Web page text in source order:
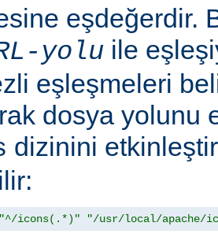
eşdeğerdir.
yolu ile
eşleşmeleri
dosya yolunu
dizinini
"^/icons(.*)" "/usr/local/apache/